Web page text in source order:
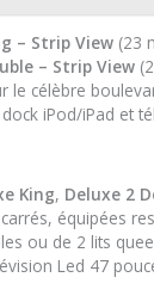
– Strip View (23
– Strip View
le célèbre
iPod/iPad et
King, Deluxe 2
équipées
ou de 2 lits
Led 47